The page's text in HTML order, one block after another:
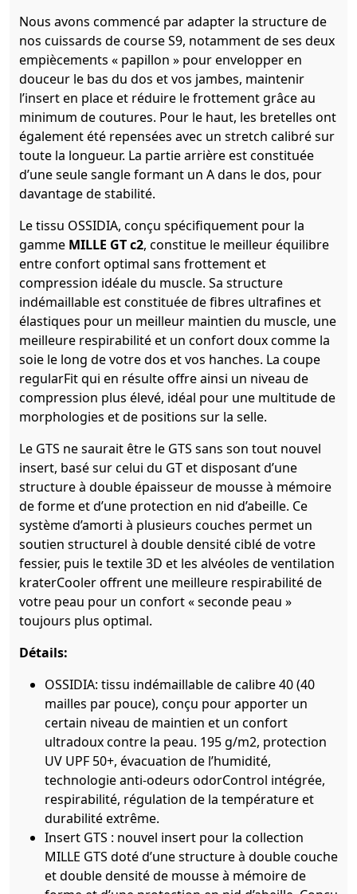
Nous avons commencé par adapter la structure de
nos cuissards de course S9, notamment de ses deux
empiècements « papillon » pour envelopper en
douceur le bas du dos et vos jambes, maintenir
l’insert en place et réduire le frottement grâce au
minimum de coutures. Pour le haut, les bretelles ont
également été repensées avec un stretch calibré sur
toute la longueur. La partie arrière est constituée
d’une seule sangle formant un A dans le dos, pour
davantage de stabilité.
Le tissu OSSIDIA, conçu spécifiquement pour la
gamme MILLE GT c2, constitue le meilleur équilibre
entre confort optimal sans frottement et
compression idéale du muscle. Sa structure
indémaillable est constituée de fibres ultrafines et
élastiques pour un meilleur maintien du muscle, une
meilleure respirabilité et un confort doux comme la
soie le long de votre dos et vos hanches. La coupe
regularFit qui en résulte offre ainsi un niveau de
compression plus élevé, idéal pour une multitude de
morphologies et de positions sur la selle.
Le GTS ne saurait être le GTS sans son tout nouvel
insert, basé sur celui du GT et disposant d’une
structure à double épaisseur de mousse à mémoire
de forme et d’une protection en nid d’abeille. Ce
système d’amorti à plusieurs couches permet un
soutien structurel à double densité ciblé de votre
fessier, puis le textile 3D et les alvéoles de ventilation
kraterCooler offrent une meilleure respirabilité de
votre peau pour un confort « seconde peau »
toujours plus optimal.
Détails:
OSSIDIA: tissu indémaillable de calibre 40 (40
mailles par pouce), conçu pour apporter un
certain niveau de maintien et un confort
ultradoux contre la peau. 195 g/m2, protection
UV UPF 50+, évacuation de l’humidité,
technologie anti-odeurs odorControl intégrée,
respirabilité, régulation de la température et
durabilité extrême.
Insert GTS : nouvel insert pour la collection
MILLE GTS doté d’une structure à double couche
et double densité de mousse à mémoire de